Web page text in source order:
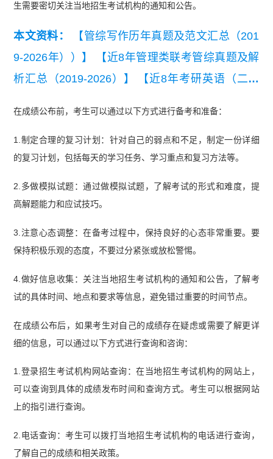
生需要密切关注当地招生考试机构的通知和公告。
本文资料：
【管综写作历年真题及范文汇总（201
9-2026年））】
【近8年管理类联考管综真题及解
析汇总（2019-2026）】
【近8年考研英语（二）
在成绩公布前，考生可以通过以下方式进行备考和准备：
1.制定合理的复习计划：针对自己的弱点和不足，制定一份详细
的复习计划，包括每天的学习任务、学习重点和复习方法等。
2.多做模拟试题：通过做模拟试题，了解考试的形式和难度，提
高解题能力和应试技巧。
3.注意心态调整：在备考过程中，保持良好的心态非常重要。要
保持积极乐观的态度，不要过分紧张或放松警惕。
4.做好信息收集：关注当地招生考试机构的通知和公告，了解考
试的具体时间、地点和要求等信息，避免错过重要的时间节点。
在成绩公布后，如果考生对自己的成绩存在疑虑或需要了解更详
细的信息，可以通过以下方式进行查询和咨询：
1.登录招生考试机构网站查询：在当地招生考试机构的网站上，
可以查询到具体的成绩发布时间和查询方式。考生可以根据网站
上的指引进行查询。
2.电话查询：考生可以拨打当地招生考试机构的电话进行查询，
了解自己的成绩和相关政策。